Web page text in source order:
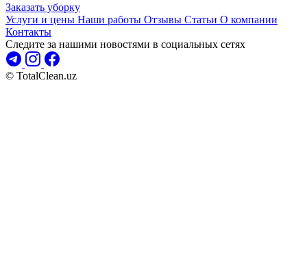
Заказать уборку
Услуги и цены Наши работы Отзывы Статьи О компании
Контакты
Следите за нашими новостями в социальных сетях
© TotalClean.uz